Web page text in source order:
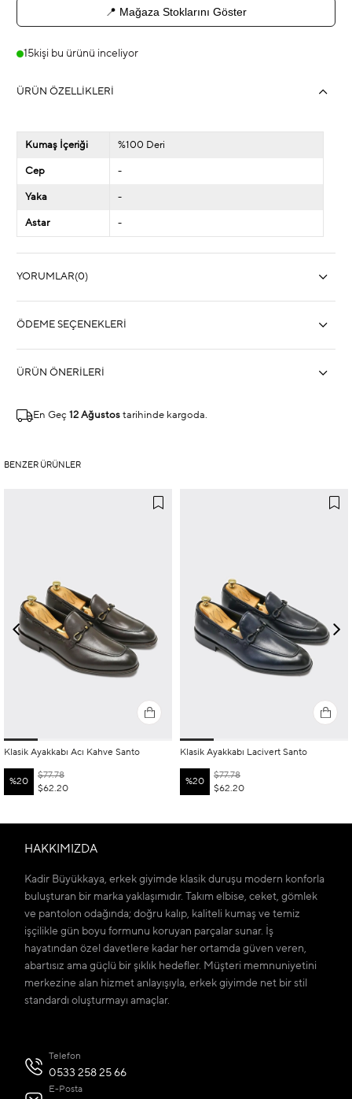
📍 Mağaza Stoklarını Göster
15kişi bu ürünü inceliyor
ÜRÜN ÖZELLIKLERI
Kumaş İçeriği %100 Deri
Cep -
Yaka -
Astar -
YORUMLAR(0)
ÖDEME SEÇENEKLERI
ÜRÜN ÖNERILERI
En Geç 12 Ağustos tarihinde kargoda.
BENZER ÜRÜNLER
Klasik Ayakkabı Acı Kahve Santo
%20
$62.20
$77.78
Klasik Ayakkabı Lacivert Santo
%20
$62.20
$77.78
HAKKIMIZDA
Kadir Büyükkaya, erkek giyimde klasik duruşu modern konforla
buluşturan bir marka yaklaşımıdır. Takım elbise, ceket, gömlek
ve pantolon odağında; doğru kalıp, kaliteli kumaş ve temiz
işçilikle gün boyu formunu koruyan parçalar sunar. İş
hayatından özel davetlere kadar her ortamda güven veren,
abartısız ama güçlü bir şıklık hedefler. Müşteri memnuniyetini
merkezine alan hizmet anlayışıyla, erkek giyimde net bir stil
standardı oluşturmayı amaçlar.
Telefon
0533 258 25 66
E-Posta